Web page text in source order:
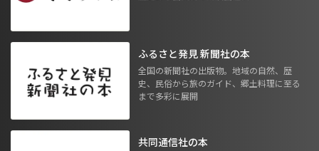
ふるさと発見 新聞社の本
全国の新聞社の出版物。地域の自然、歴
史、民俗から旅のガイド、郷土料理に至る
まで多彩に展開
共同通信社の本